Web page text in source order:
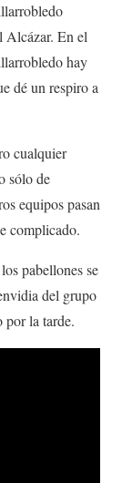
Alcázar. En el
hay
dé un respiro a
cualquier
sólo de
equipos pasan
complicado.
pabellones se
del grupo
la tarde.